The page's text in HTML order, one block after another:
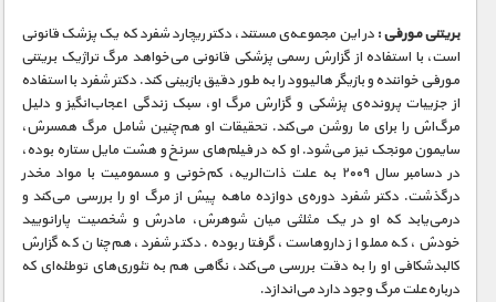
کیهان / نجوم
گردشگری
ماورایی
مسابقات / ورزشی
مستند های اختصاصی
بریتنی مورفی :در این مجموعه‌ی مستند، دکتر ریچارد شفرد که یک پزشک قانونی
است، با استفاده از گزارش رسمی پزشکی قانونی می‌خواهد مرگ تراژیک بریتنی
مورفی خواننده و بازیگر هالیوود را به طور دقیق بازبینی کند. دکتر شفرد با استفاده
از جزییات پرونده‌ی پزشکی و گزارش مرگ او، سبک زندگی اعجاب‌انگیز و دلیل
مرگ‌اش را برای ما روشن می‌کند. تحقیقات او هم‌چنین شامل مرگ همسرش،
سایمون مونجک نیز می‌شود. او که در فیلم‌های سرنخ و هشت مایل ستاره بوده،
در دسامبر سال ۲۰۰۹ به علت ذات‌الریه، کم‌خونی و مسمومیت با مواد مخدر
درگذشت. دکتر شفرد دوره‌ی دوازده ماهه پیش از مرگ او را بررسی می‌کند و
درمی‌یابد که او در یک مثلثی میان شوهرش، مادرش و شخصیت پارانویید
خودش، که مملو از داروهاست، گرفتار بوده. دکتر شفرد، هم‌چنان که گزارش
کالبدشکافی او را به دقت بررسی می‌کند، نگاهی هم به تئوری‌های توطئه‌ای که
درباره‌علت مرگ وجود دارد می‌اندازد.